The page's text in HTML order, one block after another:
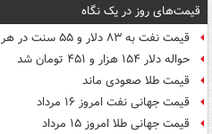
قیمت‌های روز در یک نگاه
قیمت نفت به ۸۳ دلار و ۵۵ سنت در هر بشکه رسید
حواله دلار ۱۵۴ هزار و ۴۵۱ تومان شد
قیمت طلا صعودی ماند
قیمت جهانی نفت امروز ۱۶ مرداد
قیمت جهانی طلا امروز ۱۵ مرداد